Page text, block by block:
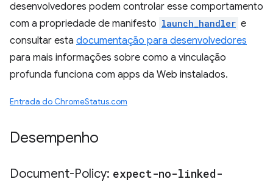
desenvolvedores podem controlar esse comportamento
com a propriedade de manifesto launch_handler e
consultar esta documentação para desenvolvedores
para mais informações sobre como a vinculação
profunda funciona com apps da Web instalados.
Entrada do ChromeStatus.com
Desempenho
Document-Policy: expect-no-linked-